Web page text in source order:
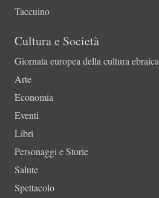
Taccuino
Cultura e Società
Giornata europea della cultura ebraica
Arte
Economia
Eventi
Libri
Personaggi e Storie
Salute
Spettacolo